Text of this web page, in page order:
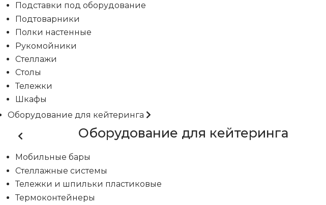
Подставки под оборудование
Подтоварники
Полки настенные
Рукомойники
Стеллажи
Столы
Тележки
Шкафы
Оборудование для кейтеринга
Оборудование для кейтеринга
Мобильные бары
Стеллажные системы
Тележки и шпильки пластиковые
Термоконтейнеры